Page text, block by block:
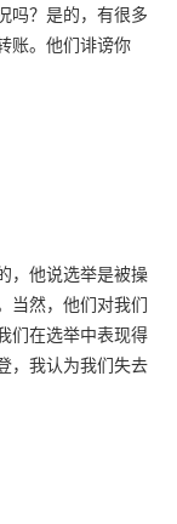
吗？是的，有很多
账。他们诽谤你
，他说选举是被操
当然，他们对我们
们在选举中表现得
，我认为我们失去